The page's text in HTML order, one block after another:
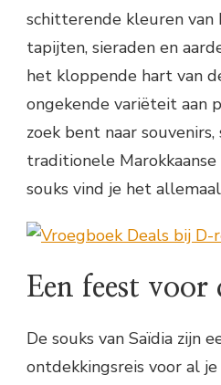
schitterende kleuren van
tapijten, sieraden en
het kloppende hart van
ongekende variëteit aan
zoek bent naar
traditionele
souks vind je het
Een feest voor
De souks van Saïdia zijn
ontdekkingsreis voor al